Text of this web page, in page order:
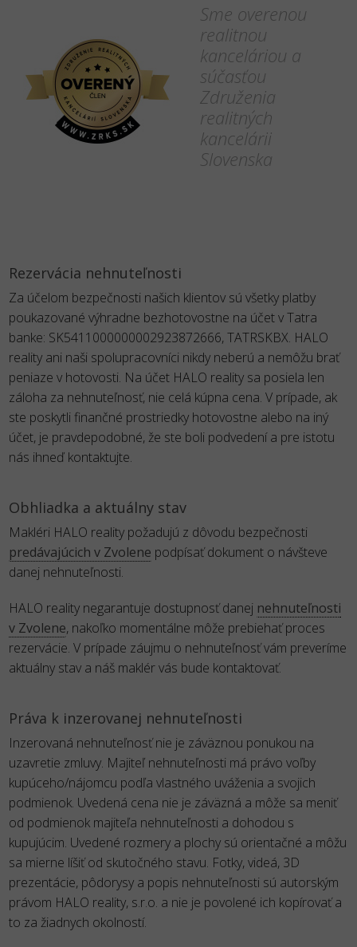
Sme overenou
realitnou
kanceláriou a
súčasťou
Združenia
realitných
kancelárii
Slovenska
Rezervácia nehnuteľnosti
Za účelom bezpečnosti našich klientov sú všetky platby
poukazované výhradne bezhotovostne na účet v Tatra
banke: SK5411000000002923872666, TATRSKBX. HALO
reality ani naši spolupracovníci nikdy neberú a nemôžu brať
peniaze v hotovosti. Na účet HALO reality sa posiela len
záloha za nehnuteľnosť, nie celá kúpna cena. V prípade, ak
ste poskytli finančné prostriedky hotovostne alebo na iný
účet, je pravdepodobné, že ste boli podvedení a pre istotu
nás ihneď kontaktujte.
Obhliadka a aktuálny stav
Makléri HALO reality požadujú z dôvodu bezpečnosti
predávajúcich v Zvolene podpísať dokument o návšteve
danej nehnuteľnosti.
HALO reality negarantuje dostupnosť danej nehnuteľnosti
v Zvolene, nakoľko momentálne môže prebiehať proces
rezervácie. V prípade záujmu o nehnuteľnosť vám preveríme
aktuálny stav a náš maklér vás bude kontaktovať.
Práva k inzerovanej nehnuteľnosti
Inzerovaná nehnuteľnosť nie je záväznou ponukou na
uzavretie zmluvy. Majiteľ nehnuteľnosti má právo voľby
kupúceho/nájomcu podľa vlastného uváženia a svojich
podmienok. Uvedená cena nie je záväzná a môže sa meniť
od podmienok majiteľa nehnuteľnosti a dohodou s
kupujúcim. Uvedené rozmery a plochy sú orientačné a môžu
sa mierne líšiť od skutočného stavu. Fotky, videá, 3D
prezentácie, pôdorysy a popis nehnuteľnosti sú autorským
právom HALO reality, s.r.o. a nie je povolené ich kopírovať a
to za žiadnych okolností.